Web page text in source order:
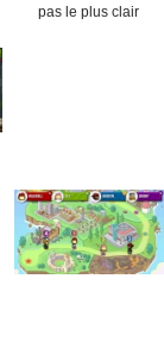
pas le plus clair